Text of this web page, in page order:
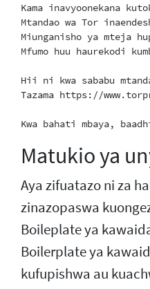
Kama inavyoonekana
Mtandao wa Tor
Miunganisho ya mteja
Mfumo huu haurekodi
Hii ni kwa sababu
Tazama https://
Matukio ya
Aya zifuatazo ni za
zinazopaswa
Boileplate ya
Boilerplate ya
kufupishwa au